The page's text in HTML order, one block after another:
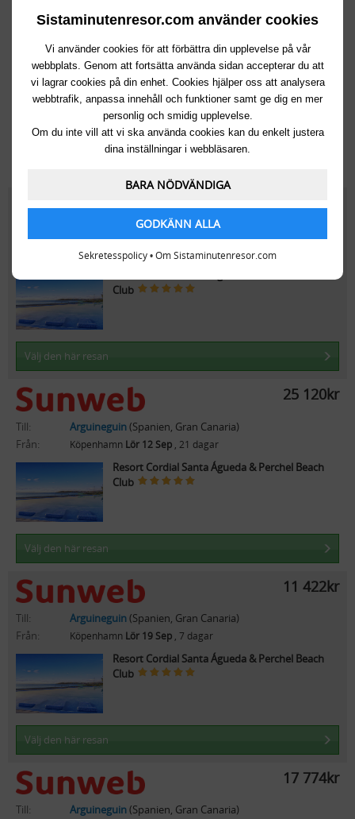
Sistaminutenresor.com använder cookies
Vi använder cookies för att förbättra din upplevelse på vår
webbplats. Genom att fortsätta använda sidan accepterar du att
vi lagrar cookies på din enhet. Cookies hjälper oss att analysera
webbtrafik, anpassa innehåll och funktioner samt ge dig en mer
personlig och smidig upplevelse.
Om du inte vill att vi ska använda cookies kan du enkelt justera
dina inställningar i webbläsaren.
BARA NÖDVÄNDIGA
GODKÄNN ALLA
Sekretesspolicy•Om Sistaminutenresor.com
11 654kr
Arguineguin
(Spanien, Gran Canaria)
Från:
KöpenhamnLör 12 Sep , 7 dagar
Resort Cordial Santa Águeda & Perchel Beach
Club
KöpenhamnLör 12 Sep, 14 dagar
Club
Välj den här resan
25 120kr
Till: Arguineguin(Spanien, Gran Canaria)
Från:
Köpenhamn Lör 12 Sep , 21 dagar
Resort Cordial Santa Águeda & Perchel Beach
Club
Välj den här resan
11 422kr
Till: Arguineguin(Spanien, Gran Canaria)
Från:
Köpenhamn Lör 19 Sep , 7 dagar
Resort Cordial Santa Águeda & Perchel Beach
Club
Välj den här resan
17 774kr
Till: Arguineguin(Spanien, Gran Canaria)